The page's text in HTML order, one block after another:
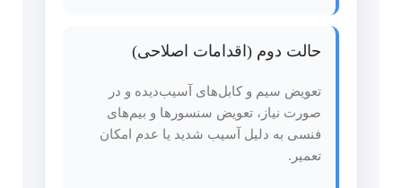
حالت دوم (اقدامات اصلاحی)
تعویض سیم و کابل‌های آسیب‌دیده و در
صورت نیاز، تعویض سنسورها و بیم‌های
فنسی به دلیل آسیب شدید یا عدم امکان
تعمیر.